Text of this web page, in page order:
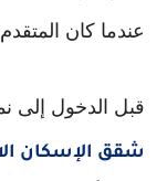
عندما كان
قبل الدخول إلى
شقق الإسكان